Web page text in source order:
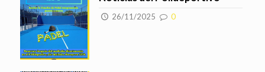
26/11/2025 0